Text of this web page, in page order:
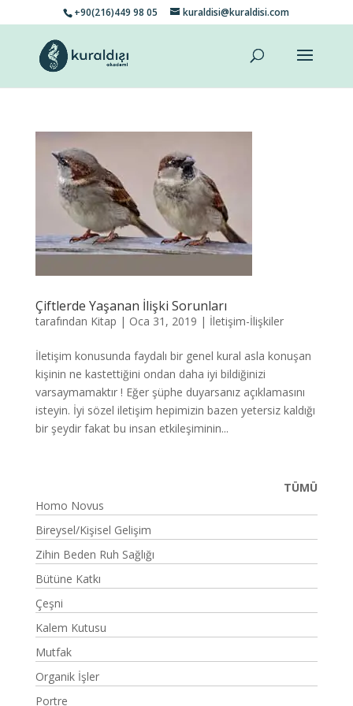
+90(216)449 98 05 kuraldisi@kuraldisi.com
Çiftlerde Yaşanan İlişki Sorunları
tarafından Kitap | Oca 31, 2019 | İletişim-İlişkiler
İletişim konusunda faydalı bir genel kural asla konuşan
kişinin ne kastettiğini ondan daha iyi bildiğinizi
varsaymamaktır ! Eğer şüphe duyarsanız açıklamasını
isteyin. İyi sözel iletişim hepimizin bazen yetersiz kaldığı
bir şeydir fakat bu insan etkileşiminin...
TÜMÜ
Homo Novus
Bireysel/Kişisel Gelişim
Zihin Beden Ruh Sağlığı
Bütüne Katkı
Çeşni
Kalem Kutusu
Mutfak
Organik İşler
Portre